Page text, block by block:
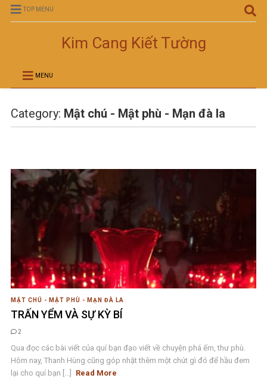
TOP MENU
Kim Cang Kiết Tường
MENU
Category: Mật chú - Mật phù - Mạn đà la
MẬT CHÚ - MẬT PHÙ - MẠN ĐÀ LA
TRẤN YỂM VÀ SỰ KỲ BÍ
2
Qua đọc các bài viết của quí bạn đạo viết về chuyện phá ếm, thư phù.
Hôm nay, Thanh Hùng cũng góp nhặt thêm một chút gì đó để hầu đem
lại cho quí bạn [...]
Read More